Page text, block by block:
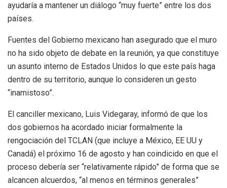
ayudaría a mantener un diálogo “muy fuerte” entre los dos
países.
Fuentes del Gobierno mexicano han asegurado que el muro
no ha sido objeto de debate en la reunión, ya que constituye
un asunto interno de Estados Unidos lo que este país haga
dentro de su territorio, aunque lo consideren un gesto
“inamistoso”.
El canciller mexicano, Luis Videgaray, informó de que los
dos gobiernos ha acordado iniciar formalmente la
rengociación del TCLAN (que incluye a México, EE UU y
Canadá) el próximo 16 de agosto y han coindicido en que el
proceso debería ser “relativamente rápido” de forma que se
alcancen alcuerdos, “al menos en términos generales”